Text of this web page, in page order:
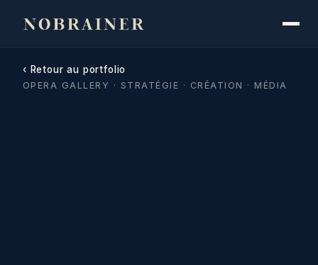
‹ Retour au portfolio
OPERA GALLERY · STRATÉGIE · CRÉATION · MÉDIA